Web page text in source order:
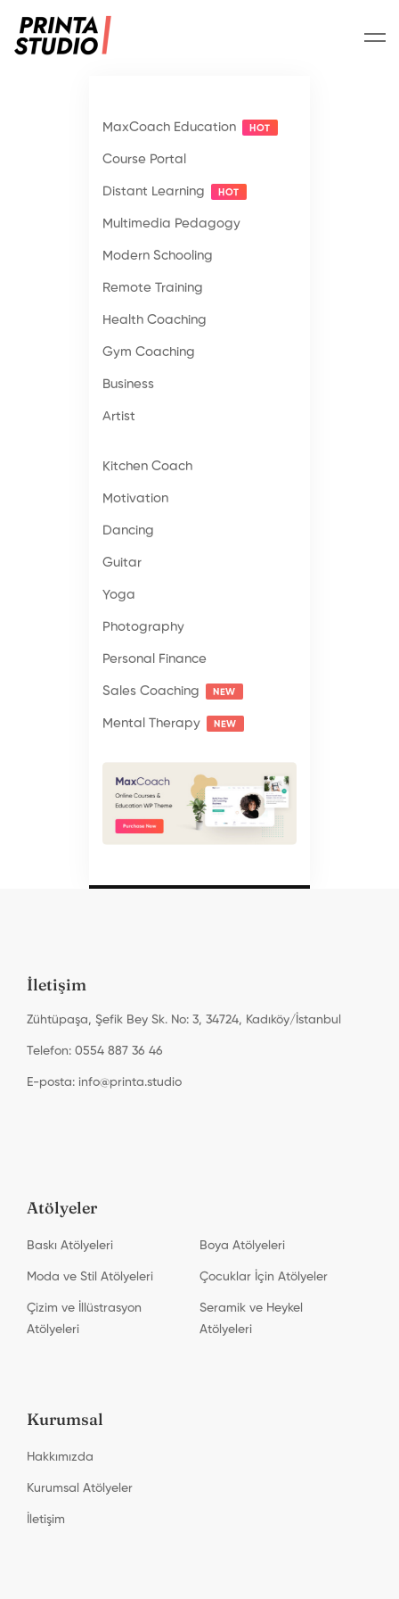
MaxCoach Education HOT
Course Portal
Distant Learning HOT
Multimedia Pedagogy
Modern Schooling
Remote Training
Health Coaching
Gym Coaching
Business
Artist
Kitchen Coach
Motivation
Dancing
Guitar
Yoga
Photography
Personal Finance
Sales Coaching NEW
Mental Therapy NEW
İletişim
Zühtüpaşa, Şefik Bey Sk. No: 3, 34724, Kadıköy/İstanbul
Telefon: 0554 887 36 46
E-posta: info@printa.studio
Atölyeler
Baskı Atölyeleri Boya Atölyeleri
Moda ve Stil Atölyeleri Çocuklar İçin Atölyeler
Çizim ve İllüstrasyon
Atölyeleri
Seramik ve Heykel
Atölyeleri
Kurumsal
Hakkımızda
Kurumsal Atölyeler
İletişim